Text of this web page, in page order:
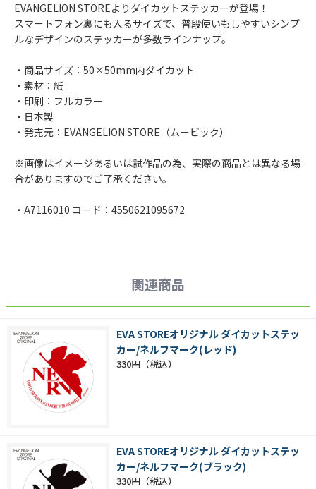
EVANGELION STOREよりダイカットステッカーが登場！
スマートフォン裏にも入るサイズで、普段使いもしやすいシンプ
ルなデザインのステッカーが多数ラインナップ。
・商品サイズ：50×50mm内ダイカット
・素材：紙
・印刷：フルカラー
・日本製
・発売元：EVANGELION STORE（ムービック）
※画像はイメージあるいは試作品の為、実際の商品とは異なる場
合がありますのでご了承ください。
・A7116010 コード：4550621095672
関連商品
EVA STOREオリジナル ダイカットステッ
カー/ネルフマーク(レッド)
330円
EVA STOREオリジナル ダイカットステッ
カー/ネルフマーク(ブラック)
330円